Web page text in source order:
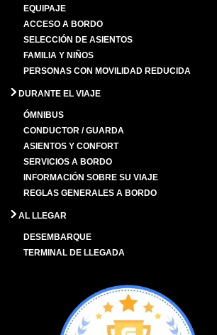
EQUIPAJE
ACCESO A BORDO
SELECCIÓN DE ASIENTOS
FAMILIA Y NIÑOS
PERSONAS CON MOVILIDAD REDUCIDA
DURANTE EL VIAJE
ÓMNIBUS
CONDUCTOR / GUARDA
ASIENTOS Y CONFORT
SERVICIOS A BORDO
INFORMACIÓN SOBRE SU VIAJE
REGLAS GENERALES A BORDO
AL LLEGAR
DESEMBARQUE
TERMINAL DE LLEGADA